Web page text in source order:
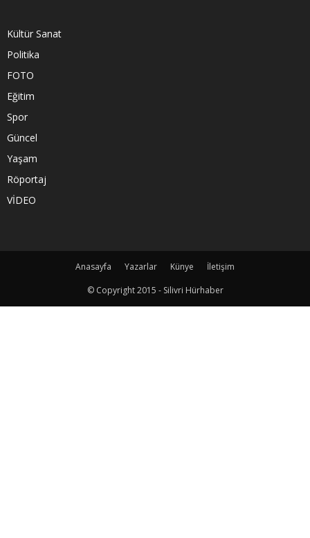
Kültür Sanat
Politika
FOTO
Eğitim
Spor
Güncel
Yaşam
Röportaj
VİDEO
Anasayfa Yazarlar Künye
İletişim
© Copyright 2015 - Silivri Hürhaber